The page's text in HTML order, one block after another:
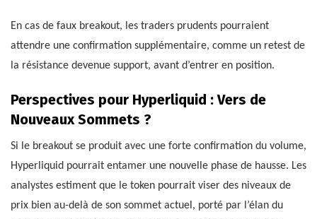
En cas de faux breakout, les traders prudents pourraient
attendre une confirmation supplémentaire, comme un retest de
la résistance devenue support, avant d’entrer en position.
Perspectives pour Hyperliquid : Vers de
Nouveaux Sommets ?
Si le breakout se produit avec une forte confirmation du volume,
Hyperliquid pourrait entamer une nouvelle phase de hausse. Les
analystes estiment que le token pourrait viser des niveaux de
prix bien au-delà de son sommet actuel, porté par l’élan du